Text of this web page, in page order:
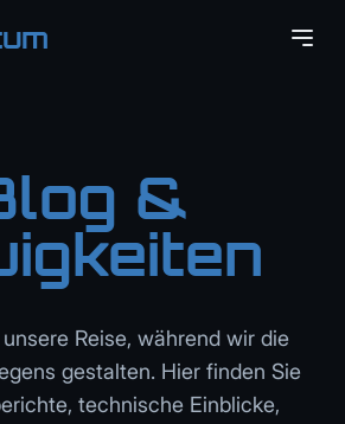
&
Reise, während wir die
gestalten. Hier finden Sie
technische Einblicke,